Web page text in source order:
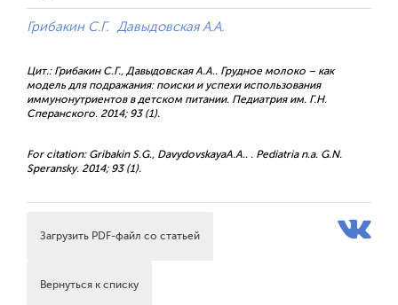
Грибакин С.Г. Давыдовская А.А.
Цит.: Грибакин С.Г., Давыдовская А.А.. Грудное молоко – как
модель для подражания: поиски и успехи использования
иммунонутриентов в детском питании. Педиатрия им. Г.Н.
Сперанского. 2014; 93 (1).
For citation: Gribakin S.G., DavydovskayaA.A.. . Pediatria n.a. G.N.
Speransky. 2014; 93 (1).
Загрузить PDF-файл со статьей
Вернуться к списку